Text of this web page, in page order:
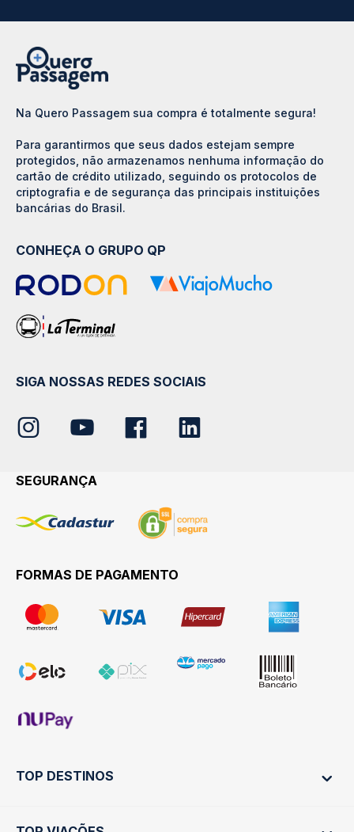
Na Quero Passagem sua compra é totalmente segura!
Para garantirmos que seus dados estejam sempre
protegidos, não armazenamos nenhuma informação do
cartão de crédito utilizado, seguindo os protocolos de
criptografia e de segurança das principais instituições
bancárias do Brasil.
CONHEÇA O GRUPO QP
SIGA NOSSAS REDES SOCIAIS
SEGURANÇA
FORMAS DE PAGAMENTO
TOP DESTINOS